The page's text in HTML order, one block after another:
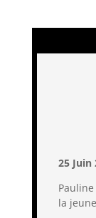
25 Juin
la